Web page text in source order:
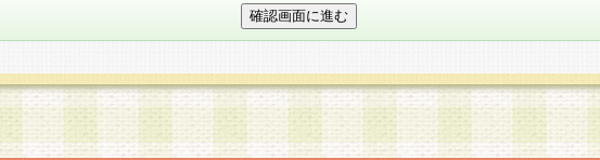
6.当社は、お客様から当社が保有している個人情報の開示・訂正・追加・ 利用停止等を求
められた場合には、ご本人様であることが当社にて確認できた場合に限り、法令に準拠し
せ先となります。
第2条 会員の資格
1.会員とは、本規約等を承諾のうえ、当社所定の登録手続きを全て完了し、当社が承認した